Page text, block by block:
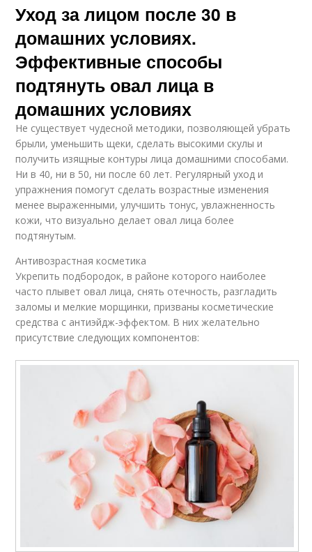
Уход за лицом после 30 в
домашних условиях.
Эффективные способы
подтянуть овал лица в
домашних условиях
Не существует чудесной методики, позволяющей убрать
брыли, уменьшить щеки, сделать высокими скулы и
получить изящные контуры лица домашними способами.
Ни в 40, ни в 50, ни после 60 лет. Регулярный уход и
упражнения помогут сделать возрастные изменения
менее выраженными, улучшить тонус, увлажненность
кожи, что визуально делает овал лица более
подтянутым.
Антивозрастная косметика
Укрепить подбородок, в районе которого наиболее
часто плывет овал лица, снять отечность, разгладить
заломы и мелкие морщинки, призваны косметические
средства с антиэйдж-эффектом. В них желательно
присутствие следующих компонентов: